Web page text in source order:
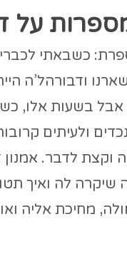
על
כשבאתי לכברי
ודבורהל’ה
בשעות אלו,
ולעיתים
וקצת לדבר. אמנון
לה ואיך